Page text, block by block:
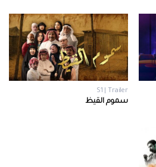
S1 | Trailer
سموم القيظ